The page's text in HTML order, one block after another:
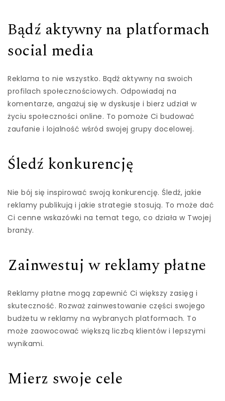
Bądź aktywny na platformach
social media
Reklama to nie wszystko. Bądź aktywny na swoich
profilach społecznościowych. Odpowiadaj na
komentarze, angażuj się w dyskusje i bierz udział w
życiu społeczności online. To pomoże Ci budować
zaufanie i lojalność wśród swojej grupy docelowej.
Śledź konkurencję
Nie bój się inspirować swoją konkurencję. Śledź, jakie
reklamy publikują i jakie strategie stosują. To może dać
Ci cenne wskazówki na temat tego, co działa w Twojej
branży.
Zainwestuj w reklamy płatne
Reklamy płatne mogą zapewnić Ci większy zasięg i
skuteczność. Rozważ zainwestowanie części swojego
budżetu w reklamy na wybranych platformach. To
może zaowocować większą liczbą klientów i lepszymi
wynikami.
Mierz swoje cele